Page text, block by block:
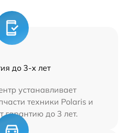
до 3-х лет
устанавливает
техники Polaris и
гарантию до 3 лет.